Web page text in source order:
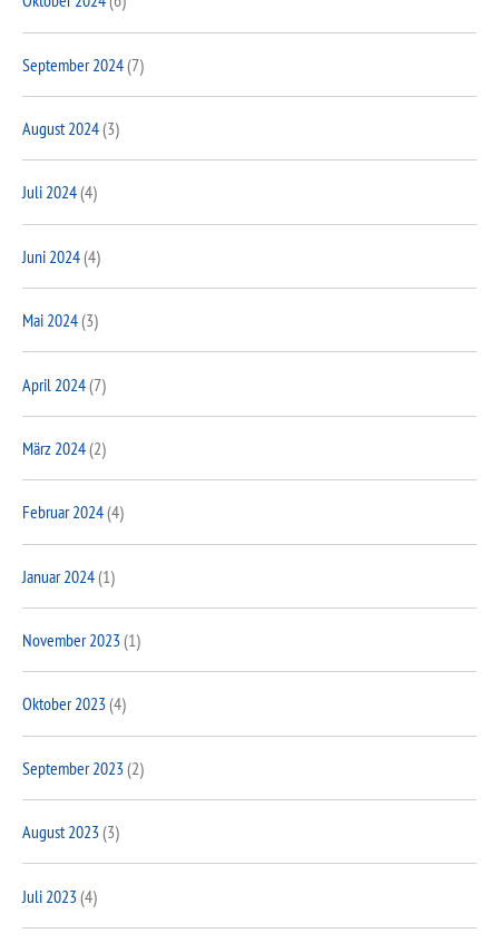
September 2024(7)
August 2024(3)
Juli 2024(4)
Juni 2024(4)
Mai 2024(3)
April 2024(7)
März 2024(2)
Februar 2024(4)
Januar 2024(1)
November 2023(1)
Oktober 2023(4)
September 2023(2)
August 2023(3)
Juli 2023(4)